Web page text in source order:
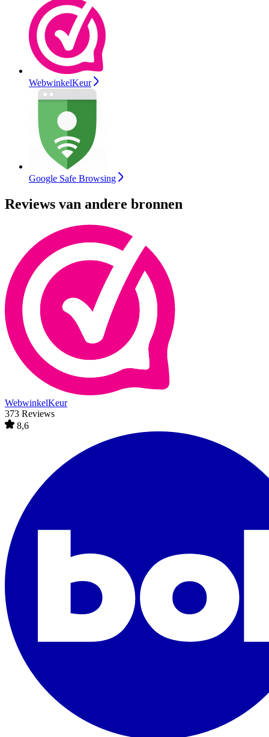
WebwinkelKeur
Google Safe Browsing
Reviews van andere bronnen
WebwinkelKeur
373 Reviews
8,6